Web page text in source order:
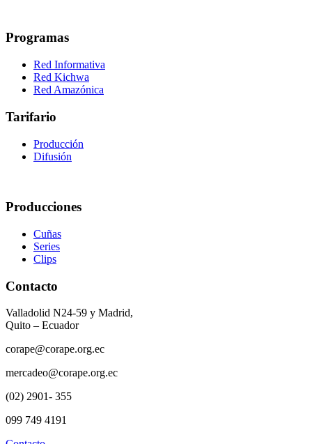
Programas
Red Informativa
Red Kichwa
Red Amazónica
Tarifario
Producción
Difusión
Producciones
Cuñas
Series
Clips
Contacto
Valladolid N24-59 y Madrid,
Quito – Ecuador
corape@corape.org.ec
mercadeo@corape.org.ec
(02) 2901- 355
099 749 4191